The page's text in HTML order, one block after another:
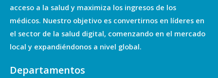
acceso a la salud y maximiza los ingresos de los
médicos. Nuestro objetivo es convertirnos en líderes en
el sector de la salud digital, comenzando en el mercado
local y expandiéndonos a nivel global.
Departamentos